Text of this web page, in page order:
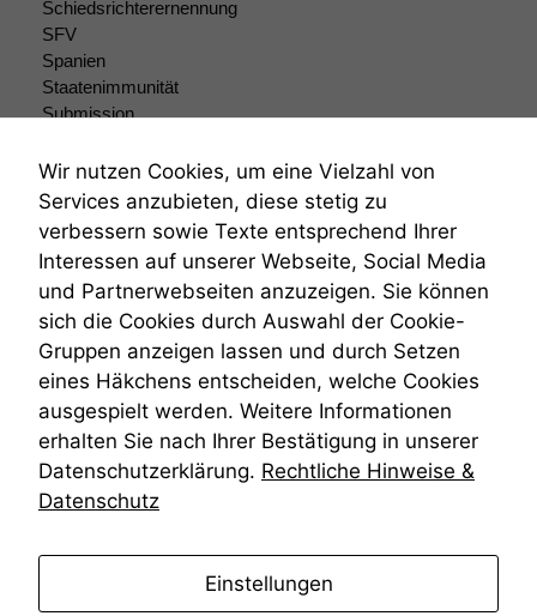
Schiedsrichterernennung
SFV
Spanien
Staatenimmunität
Submission
Teilungsklage
Venezuela
VRK
Wiederherstellungsanordnung
Zivilprozessordnung
ZPO
Zustellfiktion
Zuständigkeit
Öffentliches Personalrecht
Öffentlichkeitsprinzip
Wir nutzen Cookies, um eine Vielzahl von
Services anzubieten, diese stetig zu
verbessern sowie Texte entsprechend Ihrer
Interessen auf unserer Webseite, Social Media
und Partnerwebseiten anzuzeigen. Sie können
sich die Cookies durch Auswahl der Cookie-
Gruppen anzeigen lassen und durch Setzen
eines Häkchens entscheiden, welche Cookies
ausgespielt werden. Weitere Informationen
erhalten Sie nach Ihrer Bestätigung in unserer
Datenschutzerklärung. Rechtliche Hinweise &
Datenschutz
Einstellungen